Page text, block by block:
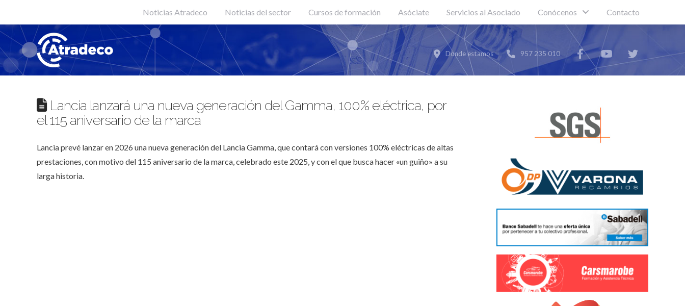
Noticias Atradeco Noticias del sector Cursos de formación Asóciate Servicios al Asociado Conócenos Contacto
Donde estamos 957 235 010
Lancia lanzará una nueva generación del Gamma, 100% eléctrica, por
el 115 aniversario de la marca
Lancia prevé lanzar en 2026 una nueva generación del Lancia Gamma, que contará con versiones 100% eléctricas de altas
prestaciones, con motivo del 115 aniversario de la marca, celebrado este 2025, y con el que busca hacer «un guiño» a su
larga historia.